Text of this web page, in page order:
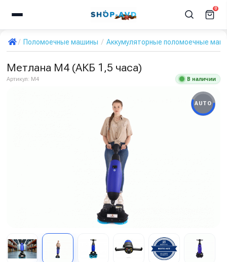
0
Поломоечные машины Аккумуляторные поломоечные
Метлана М4 (АКБ 1,5 часа)
Артикул: М4 В наличии
AUTO